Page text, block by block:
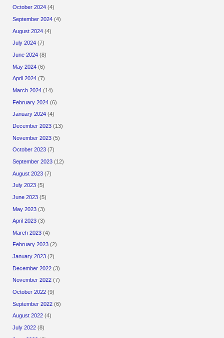
October 2024 (4)
September 2024 (4)
August 2024 (4)
July 2024 (7)
June 2024 (8)
May 2024 (6)
April 2024 (7)
March 2024 (14)
February 2024 (6)
January 2024 (4)
December 2023 (13)
November 2023 (5)
October 2023 (7)
September 2023 (12)
August 2023 (7)
July 2023 (5)
June 2023 (5)
May 2023 (3)
April 2023 (3)
March 2023 (4)
February 2023 (2)
January 2023 (2)
December 2022 (3)
November 2022 (7)
October 2022 (9)
September 2022 (6)
August 2022 (4)
July 2022 (8)